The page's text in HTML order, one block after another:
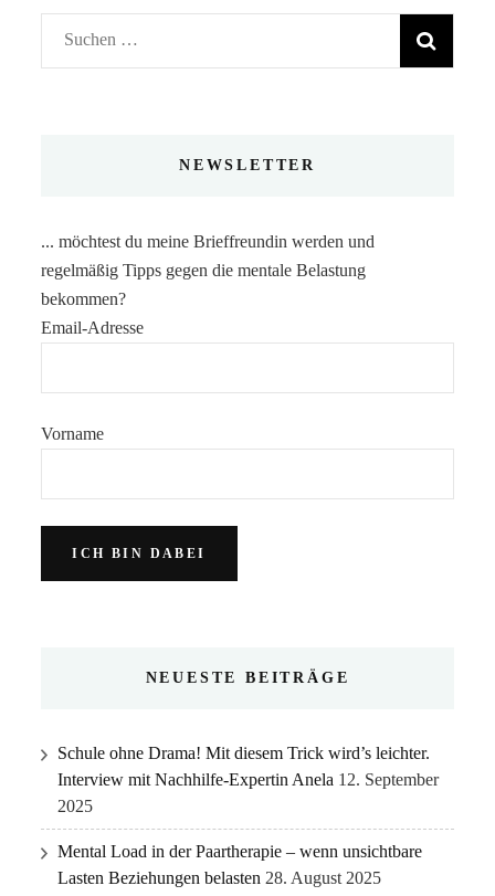
Suchen
nach:
NEWSLETTER
... möchtest du meine Brieffreundin werden und
regelmäßig Tipps gegen die mentale Belastung
bekommen?
Email-Adresse
Vorname
NEUESTE BEITRÄGE
Schule ohne Drama! Mit diesem Trick wird’s leichter.
Interview mit Nachhilfe-Expertin Anela 12. September
2025
Mental Load in der Paartherapie – wenn unsichtbare
Lasten Beziehungen belasten 28. August 2025